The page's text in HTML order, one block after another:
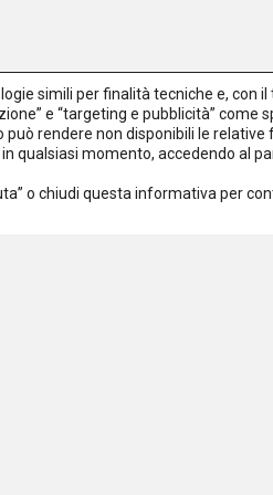
simili per finalità tecniche e, con il
e “targeting e pubblicità” come
può rendere non disponibili le relative
qualsiasi momento, accedendo al
o chiudi questa informativa per